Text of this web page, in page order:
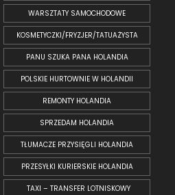
WARSZTATY SAMOCHODOWE
KOSMETYCZKI/FRYZJER/TATUAŻYSTA
PANU SZUKA PANA HOLANDIA
POLSKIE HURTOWNIE W HOLANDII
REMONTY HOLANDIA
SPRZEDAM HOLANDIA
TŁUMACZE PRZYSIĘGLI HOLANDIA
PRZESYŁKI KURIERSKIE HOLANDIA
TAXI – TRANSFER LOTNISKOWY